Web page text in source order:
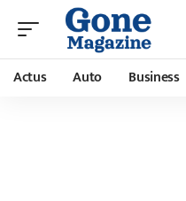
Actus Auto Business